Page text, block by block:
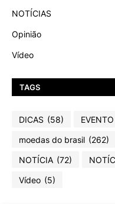
NOTÍCIAS
Opinião
Vídeo
TAGS
DICAS (58) EVENTO
moedas do brasil (262)
NOTÍCIA (72)
Vídeo (5)